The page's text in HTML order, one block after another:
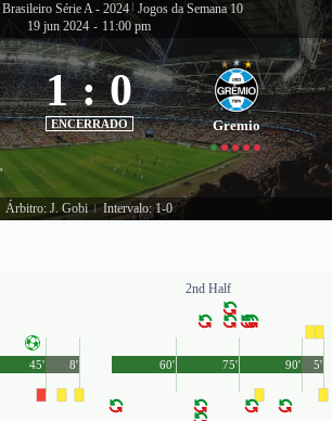
Brasileiro Série A - 2024 Jogos da Semana 10
19 jun 2024 - 11:00 pm
1 : 0
ENCERRADO Gremio
Árbitro: J. Gobi Intervalo: 1-0
45' 8'
2nd Half
90'
60' 75' 5'